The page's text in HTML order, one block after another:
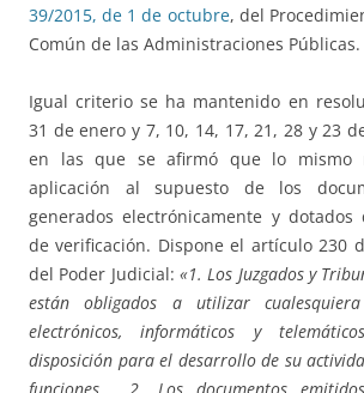
39/2015, de 1 de octubre, del
Común de las Administraciones Públicas.
Igual criterio se ha mantenido en
31 de enero y 7, 10, 14, 17, 21, 28 y 23
en las que se afirmó que lo mismo
aplicación al supuesto de los
generados electrónicamente y dotados
de verificación. Dispone el artículo 230
del Poder Judicial: «1. Los Juzgados y
están obligados a utilizar
electrónicos, informáticos y
disposición para el desarrollo de su